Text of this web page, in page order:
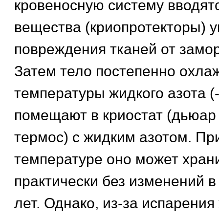
кровеносную систему
вещества
повреждения тканей от
Затем тело постепенно
температуры жидкого азота
помещают в криостат
термос) с жидким азотом.
температуре оно может
практически без изменений
лет. Однако, из-за испарения